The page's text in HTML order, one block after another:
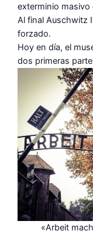
exterminio
Al final Auschwitz
forzado.
Hoy en día, el
dos primeras
«Arbeit